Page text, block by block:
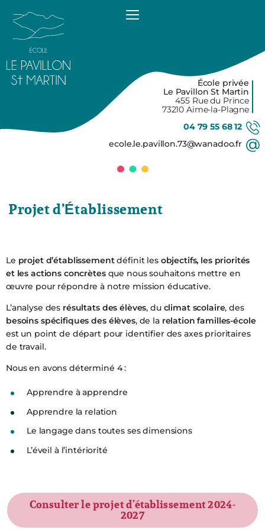
contenu
principal
École privée
Le Pavillon St Martin
455 Rue du Prince
73210 Aime-la-Plagne
04 79 55 68 12
ecole.le.pavillon.73@wanadoo.fr
PROJETS
RETOUR
Projet d’Établissement
Le projet d’établissementdéfinit les objectifs, les priorités
et les actions concrètesque nous souhaitons mettre en
œuvre pour répondre à notre mission éducative.
L’analyse des résultats des élèves, du climat scolaire, des
besoins spécifiques des élèves, de la relation familles-école
est un point de départ pour identifier des axes prioritaires
de travail.
Nous en avons déterminé 4 :
Apprendre à apprendre
Apprendre la relation
Le langage dans toutes ses dimensions
L’éveil à l’intériorité
Consulter le projet d’établissement 2024-
2027